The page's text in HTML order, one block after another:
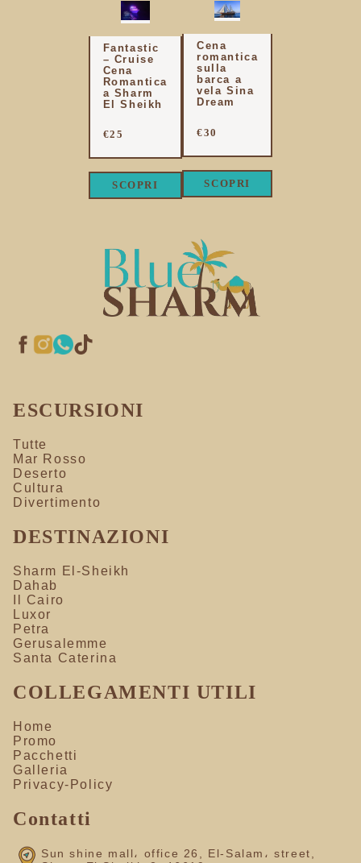
Fantastic
– Cruise
Cena
Romantica
a Sharm
El Sheikh
€25
SCOPRI
Cena
romantica
sulla
barca a
vela Sina
Dream
€30
SCOPRI
ESCURSIONI
Tutte
Mar Rosso
Deserto
Cultura
Divertimento
DESTINAZIONI
Sharm El-Sheikh
Dahab
Il Cairo
Luxor
Petra
Gerusalemme
Santa Caterina
COLLEGAMENTI UTILI
Home
Promo
Pacchetti
Galleria
Privacy-Policy
Contatti
Sun shine mall، office 26, El-Salam، street,